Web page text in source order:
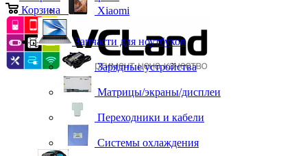
Корзина
Xiaomi
Запчасти для ноутбуков
Зарядные устройства
Матрицы/экраны/дисплеи
Переходники и кабели
Системы охлаждения